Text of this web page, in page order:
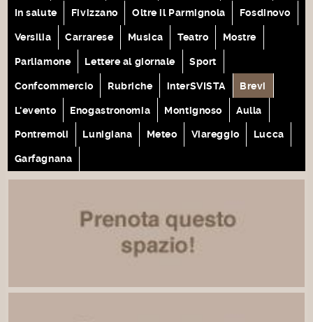
In salute Fivizzano Oltre il Parmignola Fosdinovo
Versilia Carrarese Musica Teatro Mostre
Parliamone Lettere al giornale Sport
Confcommercio Rubriche interSVISTA Brevi
L'evento Enogastronomia Montignoso Aulla
Pontremoli Lunigiana Meteo Viareggio Lucca
Garfagnana